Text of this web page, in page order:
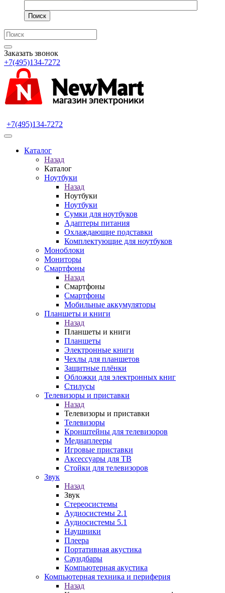
Поиск
Заказать звонок
+7(495)134-7272
+7(495)134-7272
Каталог
Назад
Каталог
Ноутбуки
Назад
Ноутбуки
Ноутбуки
Сумки для ноутбуков
Адаптеры питания
Охлаждающие подставки
Комплектующие для ноутбуков
Моноблоки
Мониторы
Смартфоны
Назад
Смартфоны
Смартфоны
Мобильные аккумуляторы
Планшеты и книги
Назад
Планшеты и книги
Планшеты
Электронные книги
Чехлы для планшетов
Защитные плёнки
Обложки для электронных книг
Стилусы
Телевизоры и приставки
Назад
Телевизоры и приставки
Телевизоры
Кронштейны для телевизоров
Медиаплееры
Игровые приставки
Аксессуары для ТВ
Стойки для телевизоров
Звук
Назад
Звук
Стереосистемы
Аудиосистемы 2.1
Аудиосистемы 5.1
Наушники
Плеера
Портативная акустика
Саундбары
Компьютерная акустика
Компьютерная техника и периферия
Назад